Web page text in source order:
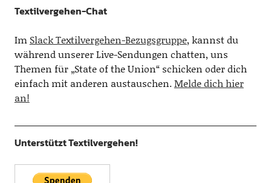
Textilvergehen-Chat
Im Slack Textilvergehen-Bezugsgruppe, kannst du
während unserer Live-Sendungen chatten, uns
Themen für „State of the Union“ schicken oder dich
einfach mit anderen austauschen.Melde dich hier
an!
Unterstützt Textilvergehen!